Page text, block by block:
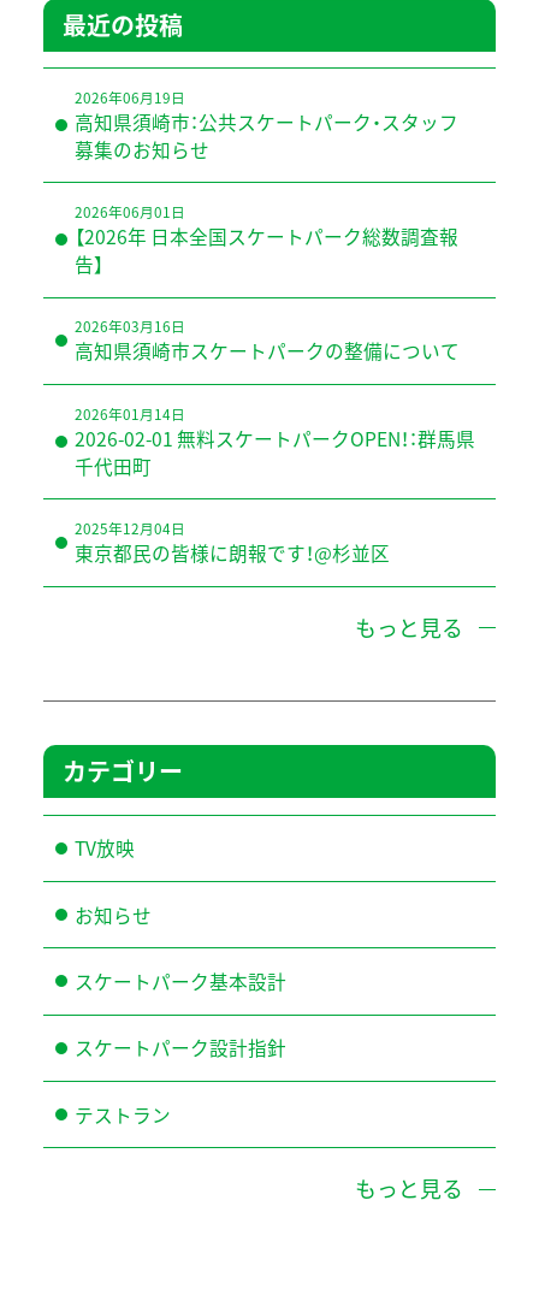
最近の投稿
2026年06月19日
高知県須崎市：公共スケートパーク・スタッフ
募集のお知らせ
2026年06月01日
【2026年 日本全国スケートパーク総数調査報
告】
2026年03月16日
高知県須崎市スケートパークの整備について
2026年01月14日
2026-02-01 無料スケートパークOPEN！：群馬県
千代田町
2025年12月04日
東京都民の皆様に朗報です！@杉並区
もっと見る
カテゴリー
TV放映
お知らせ
スケートパーク基本設計
スケートパーク設計指針
テストラン
もっと見る